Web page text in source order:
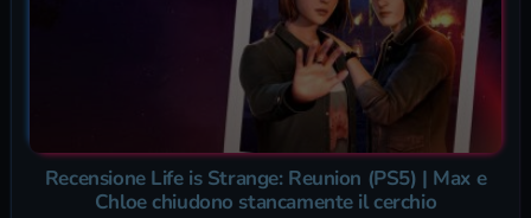
Recensione Life is Strange: Reunion (PS5) | Max e
Chloe chiudono stancamente il cerchio